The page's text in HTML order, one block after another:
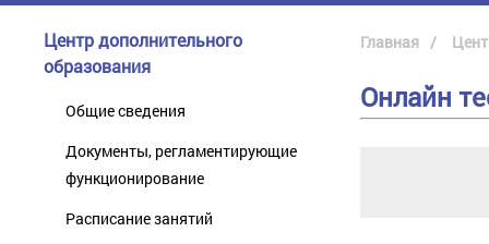
Центр дополнительного
образования
Общие сведения
Документы, регламентирующие
функционирование
Расписание занятий
Главная
Онлайн